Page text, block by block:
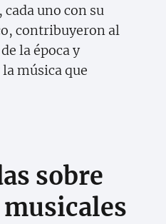
uno con su
contribuyeron al
la época y
música que
sobre